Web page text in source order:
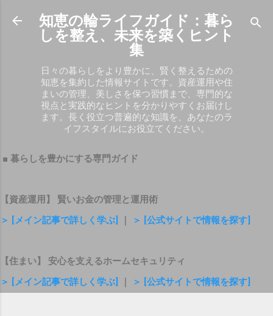
スキップしてメイン コンテンツに移動
知恵の輪ライフガイド：暮ら
しを整え、未来を築くヒント
集
日々の暮らしをより豊かに、賢く整えるための
知恵を集約した情報サイトです。資産運用や住
まいの管理、美しさを保つ習慣まで、専門的な
視点と実践的なヒントを分かりやすくお届けし
ます。長く役立つ普遍的な知識を、あなたのラ
イフスタイルにお役立てください。
■ 暮らしを豊かにする専門ガイド
【資産運用】 賢いお金の管理と運用術
＞ [メイン記事で詳しく学ぶ]
＞ [公式サイトで情報を探す]
【住まい】 安心を支えるホームセキュリティ
＞ [メイン記事で詳しく学ぶ]
＞ [公式サイトで情報を探す]